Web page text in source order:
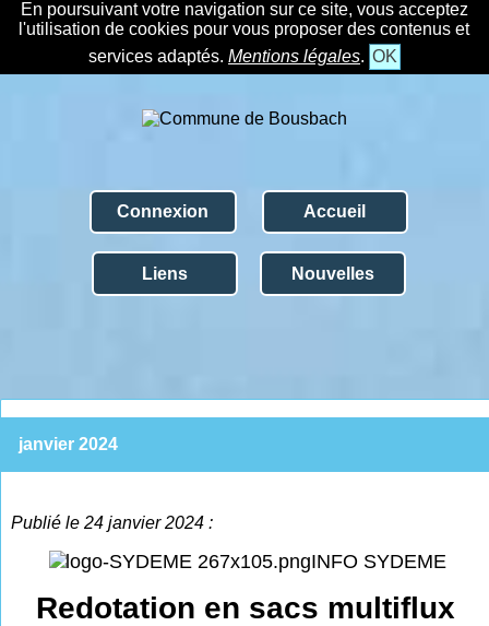
En poursuivant votre navigation sur ce site, vous acceptez
l'utilisation de cookies pour vous proposer des contenus et
services adaptés. Mentions légales. OK
Connexion Accueil
Liens Nouvelles
janvier 2024
Publié le 24 janvier 2024 :
INFO SYDEME
Redotation en sacs multiflux